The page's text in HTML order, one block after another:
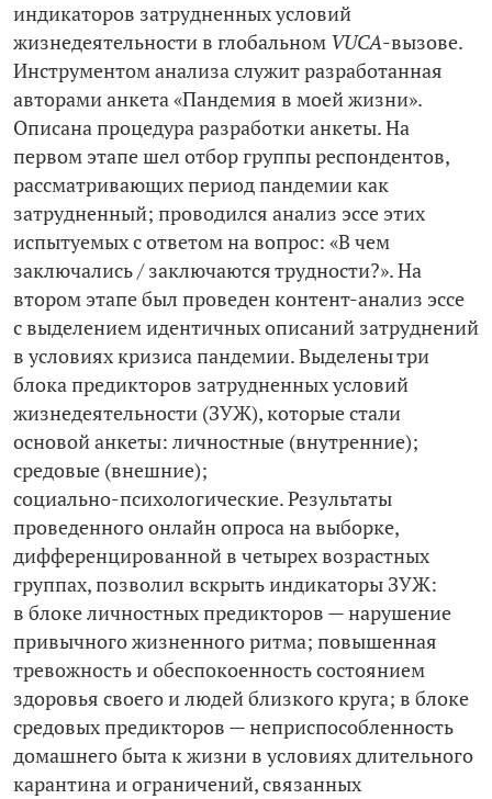
индикаторов затрудненных условий
жизнедеятельности в глобальном VUCA-вызове.
Инструментом анализа служит разработанная
авторами анкета «Пандемия в моей жизни».
Описана процедура разработки анкеты. На
первом этапе шел отбор группы респондентов,
рассматривающих период пандемии как
затрудненный; проводился анализ эссе этих
испытуемых с ответом на вопрос: «В чем
заключались / заключаются трудности?». На
втором этапе был проведен контент-­анализ эссе
с выделением идентичных описаний затруднений
в условиях кризиса пандемии. Выделены три
блока предикторов затрудненных условий
жизнедеятельности (ЗУЖ), которые стали
основой анкеты: личностные (внутренние);
средовые (внешние);
социально-­психологические. Результаты
проведенного онлайн опроса на выборке,
дифференцированной в четырех возрастных
группах, позволил вскрыть индикаторы ЗУЖ:
в блоке личностных предикторов — нарушение
привычного жизненного ритма; повышенная
тревожность и обеспокоенность состоянием
здоровья своего и людей близкого круга; в блоке
средовых предикторов — неприспособленность
домашнего быта к жизни в условиях длительного
карантина и ограничений, связанных